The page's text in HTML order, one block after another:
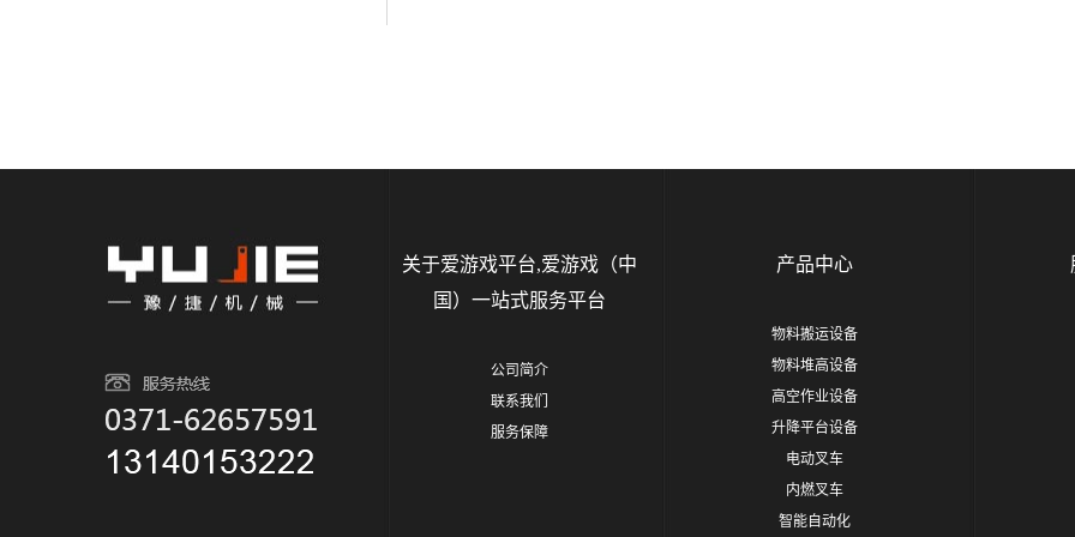
关于爱游戏平台,爱游戏（中
国）一站式服务平台
公司简介
联系我们
服务保障
产品中心
物料搬运设备
物料堆高设备
高空作业设备
升降平台设备
电动叉车
内燃叉车
智能自动化